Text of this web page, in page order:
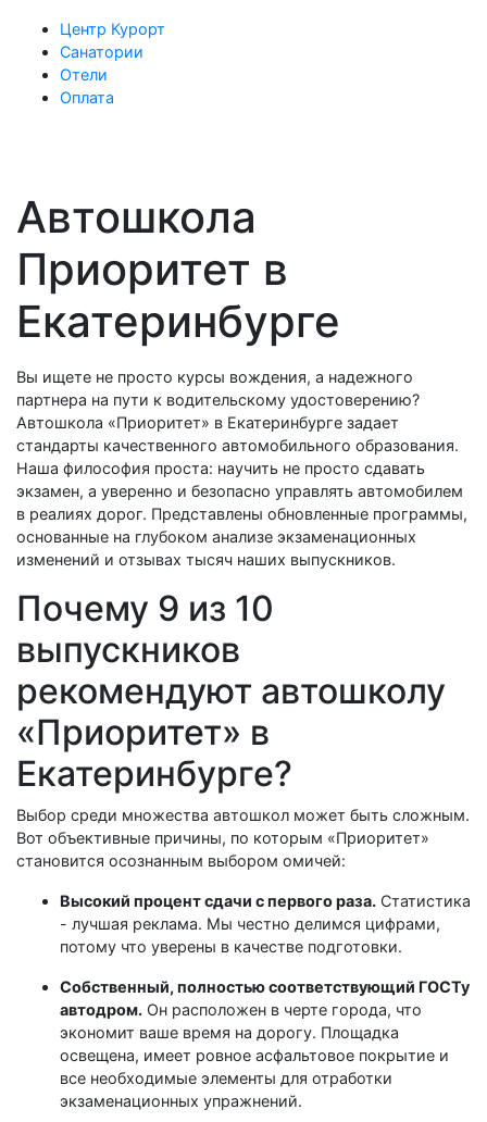
Центр Курорт
Санатории
Отели
Оплата
Автошкола
Приоритет в
Екатеринбурге
Вы ищете не просто курсы вождения, а надежного
партнера на пути к водительскому удостоверению?
Автошкола «Приоритет» в Екатеринбурге задает
стандарты качественного автомобильного образования.
Наша философия проста: научить не просто сдавать
экзамен, а уверенно и безопасно управлять автомобилем
в реалиях дорог. Представлены обновленные программы,
основанные на глубоком анализе экзаменационных
изменений и отзывах тысяч наших выпускников.
Почему 9 из 10
выпускников
рекомендуют автошколу
«Приоритет» в
Екатеринбурге?
Выбор среди множества автошкол может быть сложным.
Вот объективные причины, по которым «Приоритет»
становится осознанным выбором омичей:
Высокий процент сдачи с первого раза. Статистика
- лучшая реклама. Мы честно делимся цифрами,
потому что уверены в качестве подготовки.
Собственный, полностью соответствующий ГОСТу
автодром. Он расположен в черте города, что
экономит ваше время на дорогу. Площадка
освещена, имеет ровное асфальтовое покрытие и
все необходимые элементы для отработки
экзаменационных упражнений.